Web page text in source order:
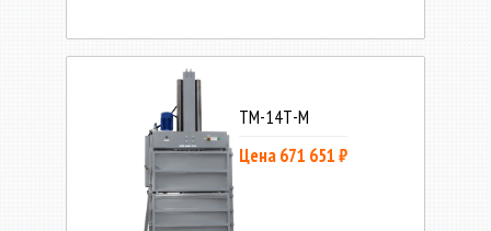
ТМ-14Т-М
Цена 671 651 ₽